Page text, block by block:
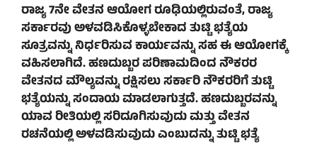
ರಾಜ್ಯ 7ನೇ ವೇತನ ಆಯೋಗ ರೂಢಿಯಲ್ಲಿರುವಂತೆ, ರಾಜ್ಯ
ಸರ್ಕಾರವು ಅಳವಡಿಸಿಕೊಳ್ಳಬೇಕಾದ ತುಟ್ಟಿ ಭತ್ಯೆಯ
ಸೂತ್ರವನ್ನು ನಿರ್ಧರಿಸುವ ಕಾರ್ಯವನ್ನು ಸಹ ಈ ಆಯೋಗಕ್ಕೆ
ವಹಿಸಲಾಗಿದೆ. ಹಣದುಬ್ಬರ ಪರಿಣಾಮದಿಂದ ನೌಕರರ
ವೇತನದ ಮೌಲ್ಯವನ್ನು ರಕ್ಷಿಸಲು ಸರ್ಕಾರಿ ನೌಕರರಿಗೆ ತುಟ್ಟಿ
ಭತ್ಯೆಯನ್ನು ಸಂದಾಯ ಮಾಡಲಾಗುತ್ತದೆ. ಹಣದುಬ್ಬರವನ್ನು
ಯಾವ ರೀತಿಯಲ್ಲಿ ಸರಿದೂಗಿಸುವುದು ಮತ್ತು ವೇತನ
ರಚನೆಯಲ್ಲಿ ಅಳವಡಿಸುವುದು ಎಂಬುದನ್ನು ತುಟ್ಟಿ ಭತ್ಯೆ